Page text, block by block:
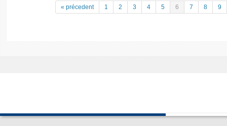
« précedent 1 2 3 4 5 6 7 8 9